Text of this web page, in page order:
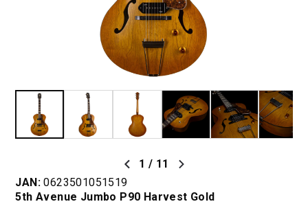
1 / 11
JAN: 0623501051519
5th Avenue Jumbo P90 Harvest Gold